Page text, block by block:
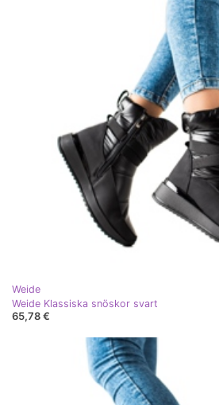
Weide
Weide Klassiska snöskor svart
65,78 €